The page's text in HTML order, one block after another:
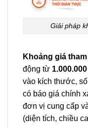
Giải pháp
Khoảng giá
động từ
vào kích thước,
có báo giá chính
đơn vị cung cấp
(diện tích, chiều